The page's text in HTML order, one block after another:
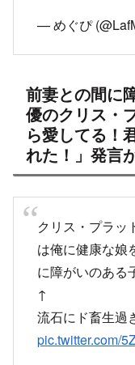
— めぐぴ
前妻との間に
優のクリス・
ら愛してる！
れた！」発言
クリス・プラッ
は俺に健康な娘
に障がいのある
↑
流石にド畜生過
pic.twitter.com/